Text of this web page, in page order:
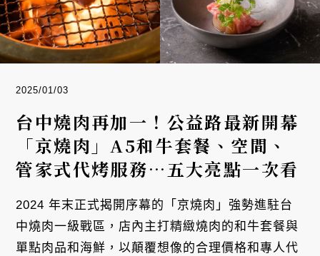
2025/01/03
台中燒肉再加一！公益路最新開幕
「京燒肉」A5和牛套餐、空間、
管家式代烤服務⋯五大亮點一次看
2024 年末正式揭開序幕的「京燒肉」強勢進駐台
中燒肉一級戰區，店內主打精緻燒肉的和牛套餐與
單點肉品和海鮮，以顛覆想像的合理價格和專人代